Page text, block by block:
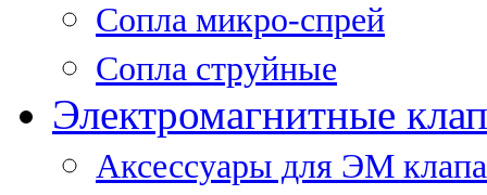
Сопла микро-спрей
Сопла струйные
Электромагнитные
Аксессуары для ЭМ